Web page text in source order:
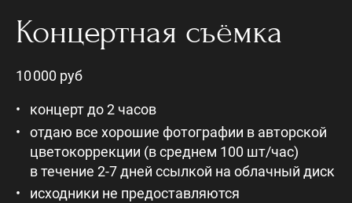
Концертная съёмка
10 000 руб
концерт до 2 часов
отдаю все хорошие фотографии в авторской
цветокоррекции (в среднем 100 шт/час)
в течение 2-7 дней ссылкой на облачный диск
исходники не предоставляются